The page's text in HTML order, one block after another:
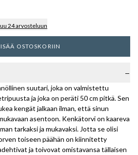
24 arvosteluun
OSTOSKORIIN
suutari, joka on valmistettu
ja joka on peräti 50 cm pitkä. Sen
kengät jalkaan ilman, että sinun
asentoon. Kenkätorvi on kaareva
tarkaksi ja mukavaksi. Jotta se olisi
toiseen päähän on kiinnitetty
ja toivovat omistavansa tällaisen